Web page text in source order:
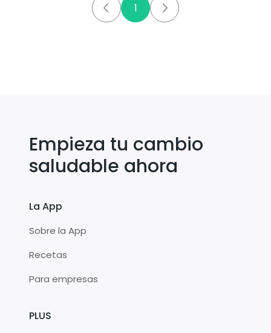
1
Empieza tu cambio
saludable ahora
La App
Sobre la App
Recetas
Para empresas
PLUS